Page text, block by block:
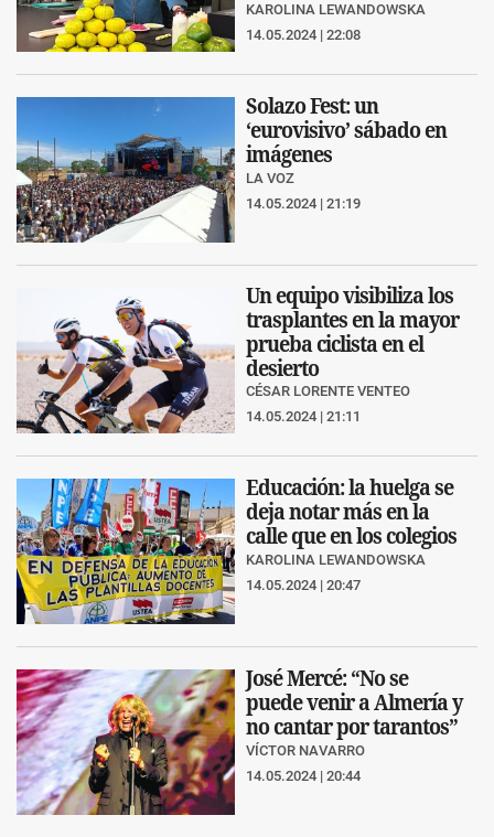
KAROLINA LEWANDOWSKA
14.05.2024 | 22:08
Solazo Fest: un
‘eurovisivo’ sábado en
imágenes
LA VOZ
14.05.2024 | 21:19
Un equipo visibiliza los
trasplantes en la mayor
prueba ciclista en el
desierto
CÉSAR LORENTE VENTEO
14.05.2024 | 21:11
Educación: la huelga se
deja notar más en la
calle que en los colegios
KAROLINA LEWANDOWSKA
14.05.2024 | 20:47
José Mercé: “No se
puede venir a Almería y
no cantar por tarantos”
VÍCTOR NAVARRO
14.05.2024 | 20:44